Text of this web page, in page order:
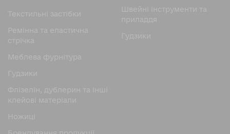
Швейні інструменти та
приладдя
Гудзики
Текстильні застібки
Ремінна та еластична
стрічка
Меблева фурнітура
Гудзики
Флізелін, дублерин та інші
клейові матеріали
Ножицi